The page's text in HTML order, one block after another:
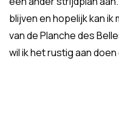
blijven en hopelijk kan
van de Planche des
wil ik het rustig aan